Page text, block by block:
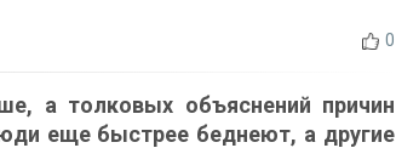
0
а толковых объяснений причин
еще быстрее беднеют, а другие